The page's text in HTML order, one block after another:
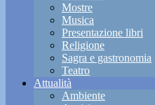
Mostre
Musica
Presentazione libri
Religione
Sagra e gastronomia
Teatro
Attualità
Ambiente